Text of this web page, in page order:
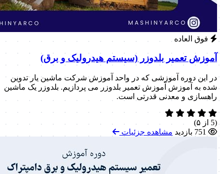
فوق العاده
آموزش تعمیر بلدوزر (سیستم هیدرولیک و برق)
در این دوره آموزشی که در واحد آموزش شرکت ماشین یار تدوین
شده به آموزش آموزش تعمیر بلدوزر می پردازیم. بلدوزر یک ماشین
راهسازی و معدنی قدرتی است.
(5 از ۵)
مشاهده جزئیات